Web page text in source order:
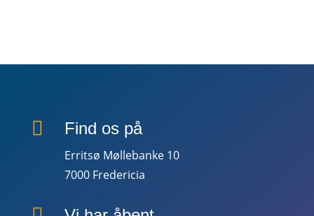
KONTAKT
 Find os på
Erritsø Møllebanke 10
7000 Fredericia